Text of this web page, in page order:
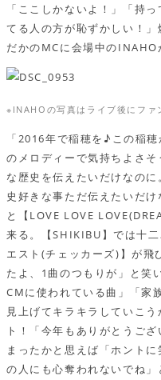
「ここしかないよ！」「持
てる人の方が恥ずかしい！
だかのMCに会場中のINAHO
※INAHOの写真はライブ後にファ
「2016年で稲穂を♪この稲
のメロディーで気持ちよさ
な歴史を伝えたいだけなの
史好きな事ただ伝えたいだ
と【LOVE LOVE
来る。【SHIKIBU】では十
エスト(チェッカーズ)】が飛
たよ、1曲のつもりが」と笑
CMに使われている曲」「家
見上げてキラキラしていこ
ト！「今年もありがとうご
まったかと思えば「ホント
の人にも心奪われないでね